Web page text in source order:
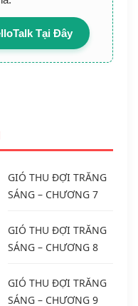
Tại Đây
GIÓ THU ĐỢI TRĂNG
SÁNG – CHƯƠNG 7
GIÓ THU ĐỢI TRĂNG
SÁNG – CHƯƠNG 8
GIÓ THU ĐỢI TRĂNG
SÁNG – CHƯƠNG 9